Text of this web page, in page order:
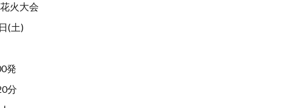
火大会
(土)
発
分